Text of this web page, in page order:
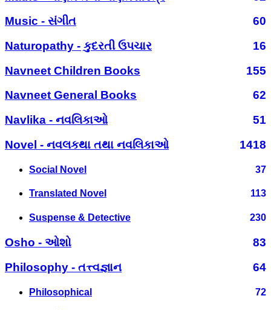
Music - સંગીત
60
Naturopathy - કુદરતી ઉપચાર
16
Navneet Children Books
155
Navneet General Books
62
Navlika - નવલિકાઓ
51
Novel - નવલકથા તથા નવલિકાઓ
1418
Social Novel 37
Translated Novel 113
Suspense & Detective 230
Osho - ઓશો
83
Philosophy - તત્ત્વજ્ઞાન
64
Philosophical 72